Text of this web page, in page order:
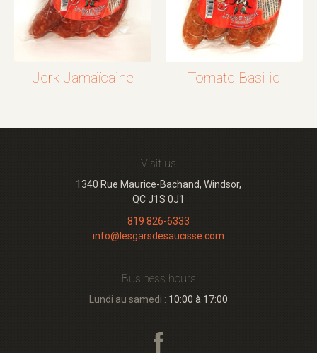
Jerk Jamaïcaine Tomate Basilic
Visit us
1340 Rue Maurice-Bachand, Windsor,
QC J1S 0J1
819 826-6333
info@lesgarsdesaucisse.com
Business hours
Lundi au samedi : 10:00 à 17:00